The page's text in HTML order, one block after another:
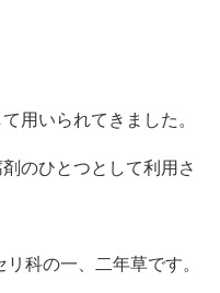
用いられてきました。
のひとつとして利用さ
科の一、二年草です。